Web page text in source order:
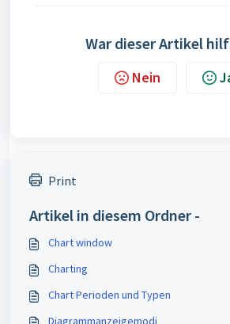
War dieser Artikel
Nein
Print
Artikel in diesem Ordner -
Chart window
Charting
Chart Perioden und Typen
Diagrammanzeigemodi